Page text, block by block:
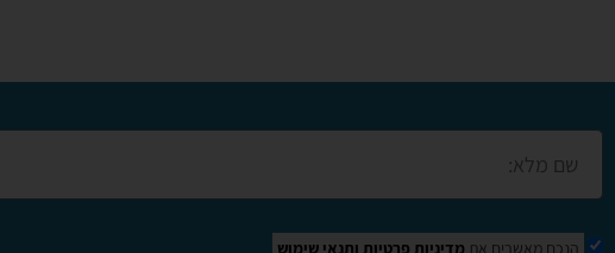
הנכם מאשרים את מדיניות פרטיות ותנאי שימוש